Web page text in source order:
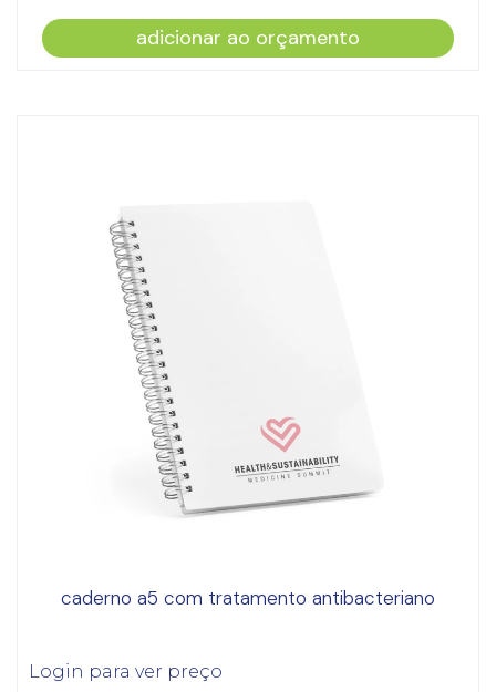
adicionar ao orçamento
caderno a5 com tratamento antibacteriano
Login para ver preço